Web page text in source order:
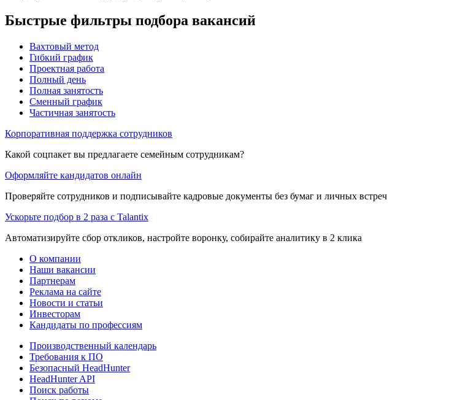
Быстрые фильтры подбора вакансий
Вахтовый метод
Гибкий график
Проектная работа
Полный день
Полная занятость
Сменный график
Частичная занятость
Корпоративная поддержка сотрудников
Какой соцпакет вы предлагаете семейным сотрудникам?
Оформляйте кандидатов онлайн
Проверяйте сотрудников и подписывайте кадровые документы без бумаг и личных встреч
Ускорьте подбор в 2 раза с Talantix
Автоматизируйте сбор откликов, настройте воронку, собирайте аналитику в 2 клика
О компании
Наши вакансии
Партнерам
Реклама на сайте
Новости и статьи
Инвесторам
Кандидаты по профессиям
Производственный календарь
Требования к ПО
Безопасный HeadHunter
HeadHunter API
Поиск работы